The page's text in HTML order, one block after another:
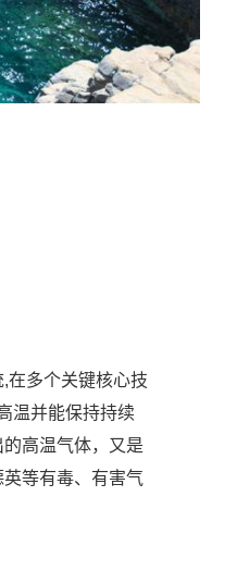
在多个关键核心技
温并能保持持续
高温气体，又是
等有毒、有害气